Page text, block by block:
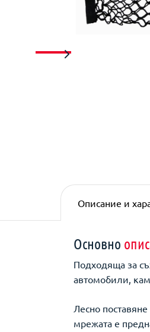
Описание и
Основно
Подходяща за
автомобили,
Лесно
мрежата е